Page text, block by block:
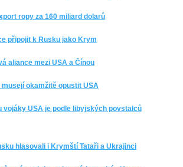
ropy za 160 miliard dolarů
připojit k Rusku jako Krym
aliance mezi USA a Čínou
okamžitě opustit USA
vojáky USA je podle libyjských povstalců
hlasovali i Krymští Tataři a Ukrajinci